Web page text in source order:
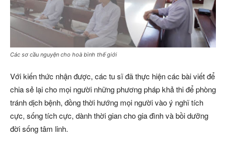
Các sơ cầu nguyện cho hoà bình thế giới
Với kiến thức nhận được, các tu sĩ đã thực hiện các bài viết để
chia sẻ lại cho mọi người những phương pháp khả thi để phòng
tránh dịch bệnh, đồng thời hướng mọi người vào ý nghĩ tích
cực, sống tích cực, dành thời gian cho gia đình và bồi dưỡng
đời sống tâm linh.